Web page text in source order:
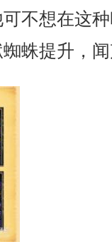
不想在这
蛛提升，